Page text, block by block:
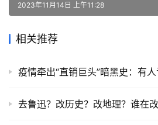
2023年11月14日 上午11:28
相关推荐
疫情牵出“直销巨头”暗黑史：有
去鲁迅？改历史？改地理？谁在